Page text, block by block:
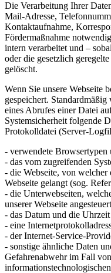
Die Verarbeitung Ihrer
Mail-Adresse,
Kontaktaufnahme,
Fördermaßnahme
intern verarbeitet und –
oder die gesetzlich
gelöscht.
Wenn Sie unsere Webseite
gespeichert.
eines Abrufes einer Datei
Systemsicherheit folgende
Protokolldatei (Server-
- verwendete Browsertypen
- das vom zugreifenden
- die Webseite, von welcher
Webseite gelangt (sog.
- die Unterwebseiten,
unserer Webseite
- das Datum und die
- eine
- der Internet-Service-
- sonstige ähnliche Daten
Gefahrenabwehr im Fall